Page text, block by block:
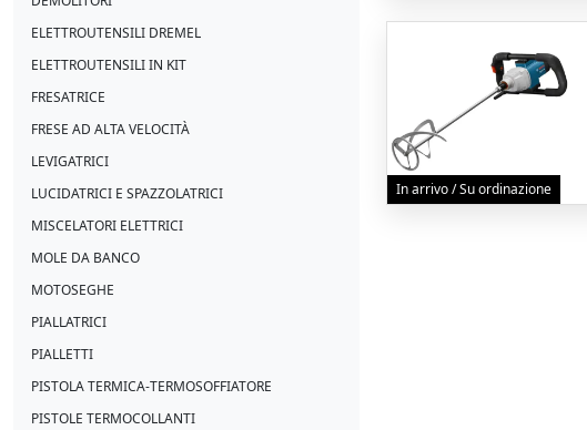
ELETTROUTENSILI DREMEL
ELETTROUTENSILI IN KIT
FRESATRICE
FRESE AD ALTA VELOCITÀ
LEVIGATRICI
LUCIDATRICI E SPAZZOLATRICI
MISCELATORI ELETTRICI
MOLE DA BANCO
MOTOSEGHE
PIALLATRICI
PIALLETTI
PISTOLA TERMICA-TERMOSOFFIATORE
PISTOLE TERMOCOLLANTI
In arrivo / Su ordinazione